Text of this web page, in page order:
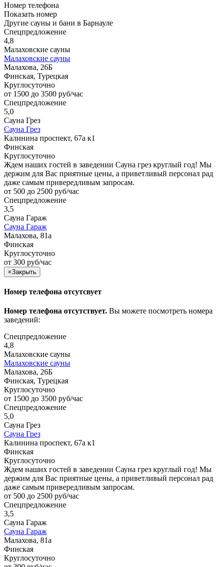
Номер телефона
Показать номер
Другие сауны и бани в Барнауле
Спецпредложение
4,8
Малаховские сауны
Малаховские сауны
Малахова, 26Б
Финская, Турецкая
Круглосуточно
от 1500 до 3500 руб/час
Спецпредложение
5,0
Сауна Грез
Сауна Грез
Калинина проспект, 67а к1
Финская
Круглосуточно
Ждем наших гостей в заведении Сауна грез круглый год! Мы
держим для Вас приятные цены, а приветливый персонал рад
даже самым привередливым запросам.
от 500 до 2500 руб/час
Спецпредложение
3,5
Сауна Гараж
Сауна Гараж
Малахова, 81а
Финская
Круглосуточно
от 300 руб/час
×Закрыть
Номер телефона отсутсвует
Номер телефона отсутствует. Вы можете посмотреть номера
заведений:
Спецпредложение
4,8
Малаховские сауны
Малаховские сауны
Малахова, 26Б
Финская, Турецкая
Круглосуточно
от 1500 до 3500 руб/час
Спецпредложение
5,0
Сауна Грез
Сауна Грез
Калинина проспект, 67а к1
Финская
Круглосуточно
Ждем наших гостей в заведении Сауна грез круглый год! Мы
держим для Вас приятные цены, а приветливый персонал рад
даже самым привередливым запросам.
от 500 до 2500 руб/час
Спецпредложение
3,5
Сауна Гараж
Сауна Гараж
Малахова, 81а
Финская
Круглосуточно